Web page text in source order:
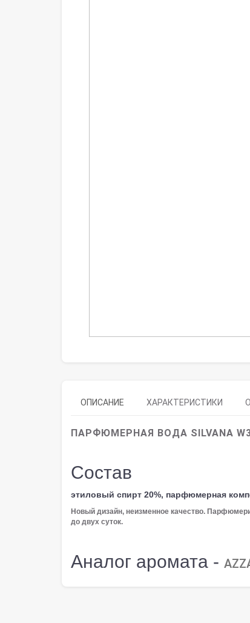
ОПИСАНИЕ ХАРАКТЕРИСТИКИ
ПАРФЮМЕРНАЯ ВОДА SILVANA
Состав
этиловый спирт 20%, парфюмерная
Новый дизайн, неизменное качество.
до двух суток.
Аналог аромата -